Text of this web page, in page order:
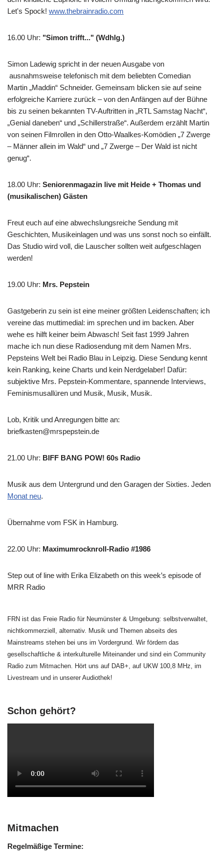
Let's Spock! www.thebrainradio.com
16.00 Uhr: "Simon trifft..." (Wdhlg.)
Simon Ladewig spricht in der neuen Ausgabe von
ausnahmsweise telefonisch mit dem beliebten Comedian
Martin „Maddin“ Schneider. Gemeinsam blicken sie auf seine
erfolgreiche Karriere zurück – von den Anfängen auf der Bühne
bis zu seinen bekannten TV-Auftritten in „RTL Samstag Nacht“,
„Genial daneben“ und „Schillerstraße“. Außerdem erzählt Martin
von seinen Filmrollen in den Otto-Waalkes-Komödien „7 Zwerge
– Männer allein im Wald“ und „7 Zwerge – Der Wald ist nicht
genug“.
18.00 Uhr: Seniorenmagazin live mit Heide + Thomas und
(musikalischen) Gästen
Freut euch auf eine abwechslungsreiche Sendung mit
Geschichten, Musikeinlagen und was uns sonst noch so einfällt.
Das Studio wird voll, die Lauscher sollten weit aufgeschlagen
werden!
19.00 Uhr: Mrs. Pepstein
Gastgeberin zu sein ist eine meiner größten Leidenschaften; ich
vereine das muttimedial: im sprechen und im backen. Aber
wehe es hilft keiner beim Abwasch! Seit fast 1999 Jahren
mache ich nun diese Radiosendung mit dem Namen Mrs.
Pepsteins Welt bei Radio Blau in Leipzig. Diese Sendung kennt
kein Ranking, keine Charts und kein Nerdgelaber! Dafür:
subjektive Mrs. Pepstein-Kommentare, spannende Interviews,
Feminismusallüren und Musik, Musik, Musik.
Lob, Kritik und Anregungen bitte an:
briefkasten@mrspepstein.de
21.00 Uhr: BIFF BANG POW! 60s Radio
Musik aus dem Untergrund und den Garagen der Sixties. Jeden
Monat neu.
Übernahme vom FSK in Hamburg.
22.00 Uhr: Maximumrocknroll-Radio #1986
Step out of line with Erika Elizabeth on this week’s episode of
MRR Radio
FRN ist das Freie Radio für Neumünster & Umgebung: selbstverwaltet,
nichtkommerziell, alternativ. Musik und Themen abseits des
Mainstreams stehen bei uns im Vordergrund. Wir fördern das
gesellschaftliche & interkulturelle Miteinander und sind ein Community
Radio zum Mitmachen. Hört uns auf DAB+, auf UKW 100,8 MHz, im
Livestream und in unserer Audiothek!
Schon gehört?
Mitmachen
Regelmäßige Termine: